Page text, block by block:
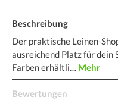
Beschreibung
Der praktische Leinen-
ausreichend Platz für
Farben erhältli… Mehr
Bewertungen